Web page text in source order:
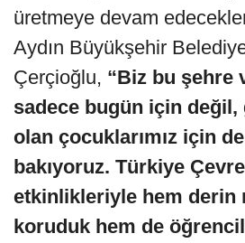
üretmeye devam
Aydın Büyükşehir
Çerçioğlu, “Biz bu şehre
sadece bugün için değil,
olan çocuklarımız için
bakıyoruz. Türkiye
etkinlikleriyle hem derin
koruduk hem de